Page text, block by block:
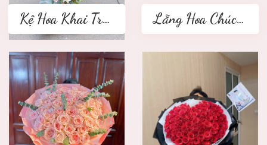
Kệ Hoa Khai Trương 2 tầng Lẵng Hoa Chúc Mừng